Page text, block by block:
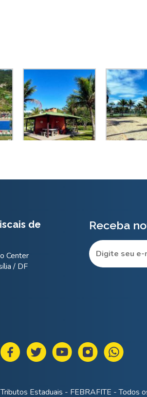
de
Center
/ DF
Receba
Estaduais - FEBRAFITE - Todos